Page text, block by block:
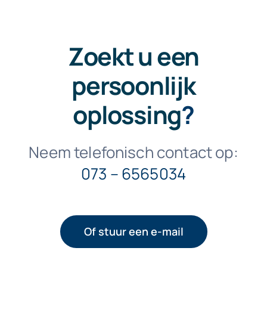
Zoekt u een
persoonlijk
oplossing?
Neem telefonisch contact op:
073 – 6565034
Of stuur een e-mail